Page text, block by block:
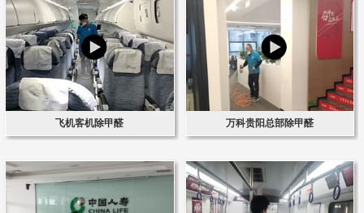
飞机客机除甲醛 万科贵阳总部除甲醛